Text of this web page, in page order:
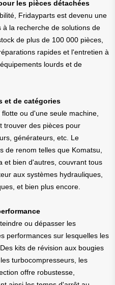
les pièces détachées
Fridayparts est devenu une
la recherche de solutions de
de plus de 100 000 pièces,
rapides et l'entretien à
lourds et de
et de catégories
ou d'une seule machine,
trouver des pièces pour
générateurs, etc. Le
de renom telles que Komatsu,
et bien d'autres, couvrant tous
aux systèmes hydrauliques,
et bien plus encore.
ou dépasser les
performances sur lesquelles les
kits de révision aux bougies
turbocompresseurs, les
offre robustesse,